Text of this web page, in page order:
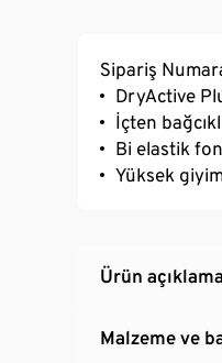
Sipariş
DryActive
İçten
Bi elastik
Yüksek
Ürün
Malzeme ve